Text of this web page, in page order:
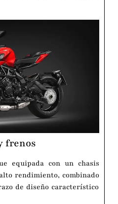
frenos
equipada con un chasis
rendimiento, combinado
de diseño característico